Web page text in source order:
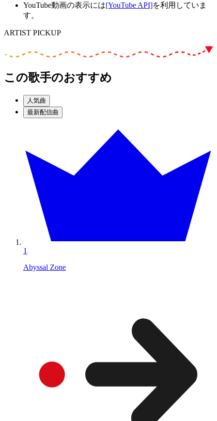
YouTube動画の表示には[YouTube API]を利用していま
す。
ARTIST PICKUP
この歌手のおすすめ
人気曲
最新配信曲
1
Abyssal Zone